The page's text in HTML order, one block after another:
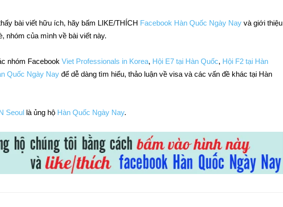
bài viết hữu ích, hãy bấm LIKE/THÍCH Facebook Hàn Quốc Ngày Nay và giới thiệu
nhóm của mình về bài viết này.
nhóm Facebook Viet Professionals in Korea, Hội E7 tại Hàn Quốc, Hội F2 tại Hàn
Quốc Ngày Nay để dễ dàng tìm hiểu, thảo luận về visa và các vấn đề khác tại Hàn
Seoul là ủng hộ Hàn Quốc Ngày Nay.